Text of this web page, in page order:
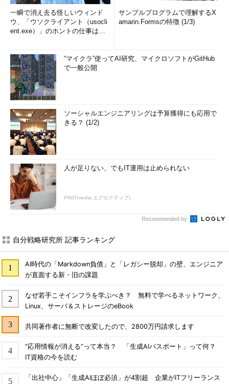
一瞬で消え去る怪しいウィンド
ウ、「ウソクライアント（usocli
ent.exe）」のホントの仕事は？
サンプルプログラムで理解するX
amarin.Formsの特徴 (1/3)
“マイクラ”使ってAI研究、マイクロソフトがGitHub
で一般公開
ソーシャルエンジニアリングは予算獲得にも応用で
きる？ (1/2)
人が足りない、でもIT運用は止められない
PR(ITmedia エグゼクティブ)
Recommended by
自分戦略研究所 記事ランキング
AI時代の「Markdown負債」と「レガシー脱却」の壁、エンジニア
が直面する新・旧の課題
なぜ若手こそインフラを学ぶべき？ 無料で学べるネットワーク、
Linux、サーバ＆ストレージのeBook
共同著作者に無断で改変したので、2800万円請求します
“応用情報が消える”って本当？ 「生成AIパスポート」って何？
IT資格の今を読む
「出社中心」「生成AIほぼ必須」が4割超 企業がITフリーランス